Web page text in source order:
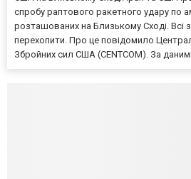
спробу раптового ракетного удару по
розташованих на Близькому Сході. Всі
перехопити. Про це повідомило
Збройних сил США (CENTCOM). За